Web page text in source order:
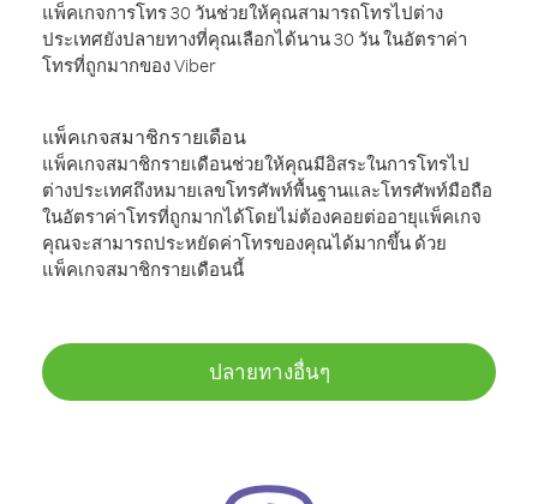
แพ็คเกจการโทร 30 วันช่วยให้คุณสามารถโทรไปต่าง
ประเทศยังปลายทางที่คุณเลือกได้นาน 30 วัน ในอัตราค่า
โทรที่ถูกมากของ Viber
แพ็คเกจสมาชิกรายเดือน
แพ็คเกจสมาชิกรายเดือนช่วยให้คุณมีอิสระในการโทรไป
ต่างประเทศถึงหมายเลขโทรศัพท์พื้นฐานและโทรศัพท์มือถือ
ในอัตราค่าโทรที่ถูกมากได้โดยไม่ต้องคอยต่ออายุแพ็คเกจ
คุณจะสามารถประหยัดค่าโทรของคุณได้มากขึ้น ด้วย
แพ็คเกจสมาชิกรายเดือนนี้
ปลายทางอื่นๆ